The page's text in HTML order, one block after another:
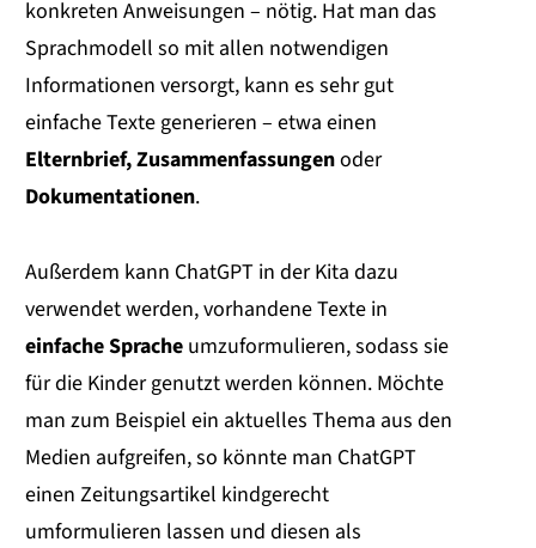
konkreten Anweisungen – nötig. Hat man das
Sprachmodell so mit allen notwendigen
Informationen versorgt, kann es sehr gut
einfache Texte generieren – etwa einen
Elternbrief, Zusammenfassungenoder
Dokumentationen.
Außerdem kann ChatGPT in der Kita dazu
verwendet werden, vorhandene Texte in
einfache Sprache umzuformulieren, sodass sie
für die Kinder genutzt werden können. Möchte
man zum Beispiel ein aktuelles Thema aus den
Medien aufgreifen, so könnte man ChatGPT
einen Zeitungsartikel kindgerecht
umformulieren lassen und diesen als